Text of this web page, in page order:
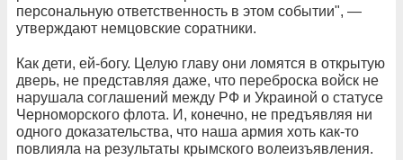
персональную ответственность в этом событии", —
утверждают немцовские соратники.
Как дети, ей-богу. Целую главу они ломятся в открытую
дверь, не представляя даже, что переброска войск не
нарушала соглашений между РФ и Украиной о статусе
Черноморского флота. И, конечно, не предъявляя ни
одного доказательства, что наша армия хоть как-то
повлияла на результаты крымского волеизъявления.